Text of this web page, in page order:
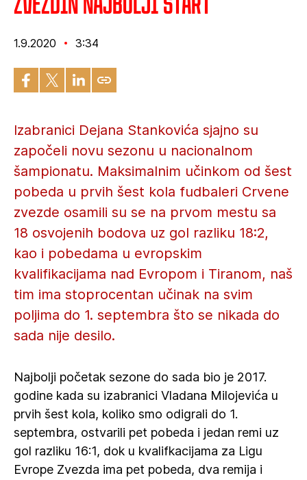
1.9.2020 3:34
Izabranici Dejana Stankovića sjajno su
započeli novu sezonu u nacionalnom
šampionatu. Maksimalnim učinkom od šest
pobeda u prvih šest kola fudbaleri Crvene
zvezde osamili su se na prvom mestu sa
18 osvojenih bodova uz gol razliku 18:2,
kao i pobedama u evropskim
kvalifikacijama nad Evropom i Tiranom, naš
tim ima stoprocentan učinak na svim
poljima do 1. septembra što se nikada do
sada nije desilo.
Najbolji početak sezone do sada bio je 2017.
godine kada su izabranici Vladana Milojevića u
prvih šest kola, koliko smo odigrali do 1.
septembra, ostvarili pet pobeda i jedan remi uz
gol razliku 16:1, dok u kvalifkacijama za Ligu
Evrope Zvezda ima pet pobeda, dva remija i